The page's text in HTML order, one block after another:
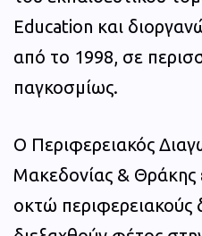
Education και
από το 1998, σε
παγκοσμίως.
Ο Περιφερειακός
Μακεδονίας & Θράκης
οκτώ περιφερειακούς